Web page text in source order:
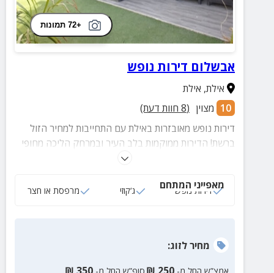
+72 תמונות
אבשלום דירות נופש
אילת, אילת
10 מצוין (
8 חוות דעת)
דירות נופש מאובזרות באילת עם התחייבות למחיר הזול
ברשת! הדירות ממוקמות בלב העיר ובמרחק הליכה מחופי
הים, מרכזי הקניות ומקומות הבילוי. מתאים למשפחות, זוגות
מאפייני המתחם
דירות נופש ג‘קוזי מרפסת או חצר
מחירלזוג: